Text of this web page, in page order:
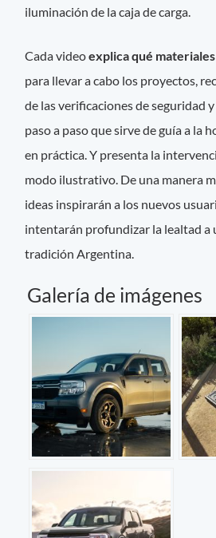
iluminación de la caja de carga.
Cada videoexplica qué
para llevar a cabo los proyectos,
de las verificaciones de seguridad
paso a paso que sirve de guía a la
en práctica. Y presenta la
modo ilustrativo. De una manera
ideas inspirarán a los nuevos
intentarán profundizar la lealtad a
tradición Argentina.
Galería de imágenes